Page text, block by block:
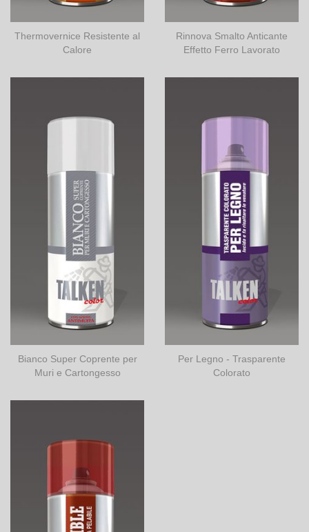
Thermovernice Resistente al
Calore
Rinnova Smalto Anticante
Effetto Ferro Lavorato
Bianco Super Coprente per
Muri e Cartongesso
Per Legno - Trasparente
Colorato